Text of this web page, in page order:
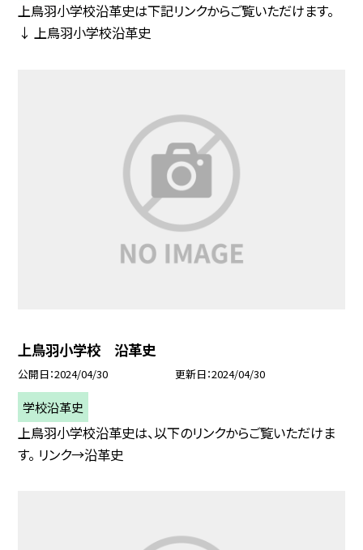
上鳥羽小学校沿革史は下記リンクからご覧いただけます。
↓ 上鳥羽小学校沿革史
上鳥羽小学校 沿革史
公開日 2024/04/30 更新日 2024/04/30
学校沿革史
上鳥羽小学校沿革史は、以下のリンクからご覧いただけま
す。 リンク→沿革史